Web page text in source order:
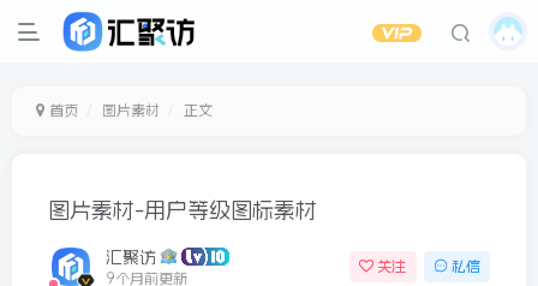
首页 图片素材 正文
图片素材-用户等级图标素材
汇聚访
9个月前更新
关注 私信